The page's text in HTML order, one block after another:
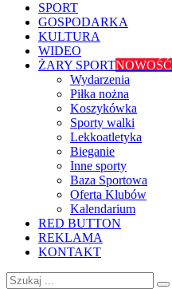
SPORT
GOSPODARKA
KULTURA
WIDEO
ŻARY SPORTNOWOŚĆ
Wydarzenia
Piłka nożna
Koszykówka
Sporty walki
Lekkoatletyka
Bieganie
Inne sporty
Baza Sportowa
Oferta Klubów
Kalendarium
RED BUTTON
REKLAMA
KONTAKT